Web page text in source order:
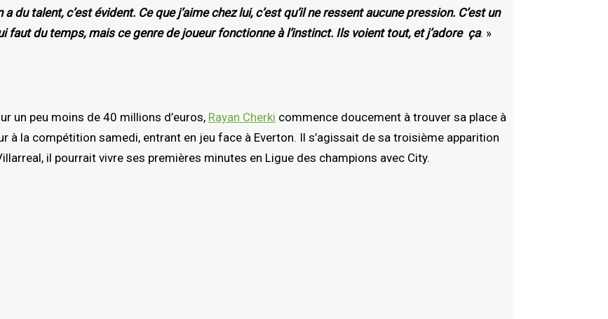
a du talent, c’est évident. Ce que j’aime chez lui, c’est qu’il ne ressent aucune pression. C’est un
faut du temps, mais ce genre de joueur fonctionne à l’instinct. Ils voient tout, et j’adore ça. »
un peu moins de 40 millions d’euros, Rayan Cherki commence doucement à trouver sa place à
à la compétition samedi, entrant en jeu face à Everton. Il s’agissait de sa troisième apparition
il pourrait vivre ses premières minutes en Ligue des champions avec City.